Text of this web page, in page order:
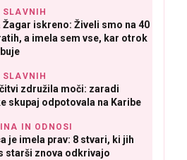
SLAVNIH
Žagar iskreno: Živeli smo na 40
a imela sem vse, kar otrok
SLAVNIH
združila moči: zaradi
skupaj odpotovala na Karibe
IN ODNOSI
je imela prav: 8 stvari, ki jih
starši znova odkrivajo